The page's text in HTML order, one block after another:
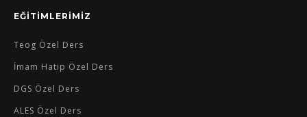
EĞİTİMLERİMİZ
Teog Özel Ders
İmam Hatip Özel Ders
DGS Özel Ders
ALES Özel Ders